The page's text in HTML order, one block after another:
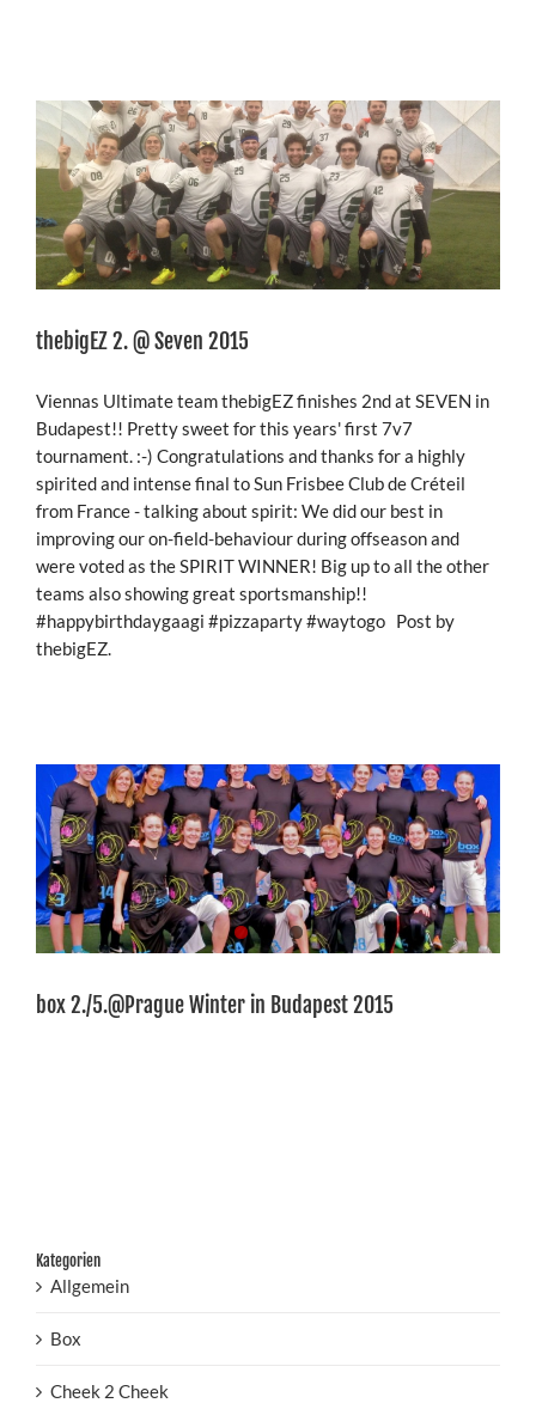
thebigEZ 2. @ Seven 2015
Viennas Ultimate team thebigEZ finishes 2nd at SEVEN in
Budapest!! Pretty sweet for this years' first 7v7
tournament. :-) Congratulations and thanks for a highly
spirited and intense final to Sun Frisbee Club de Créteil
from France - talking about spirit: We did our best in
improving our on-field-behaviour during offseason and
were voted as the SPIRIT WINNER! Big up to all the other
teams also showing great sportsmanship!!
‪#‎happybirthdaygaagi‬‪ #‎pizzaparty‬ ‪#‎waytogo‬ Post by
thebigEZ.
box 2./5.@Prague Winter in Budapest 2015
Kategorien
Allgemein
Box
Cheek 2 Cheek